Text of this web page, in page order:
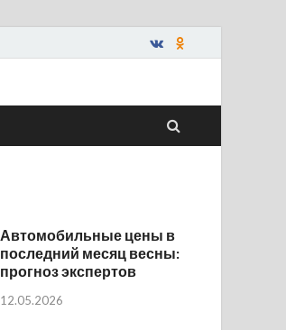
Автомобильные цены в
последний месяц весны:
прогноз экспертов
12.05.2026